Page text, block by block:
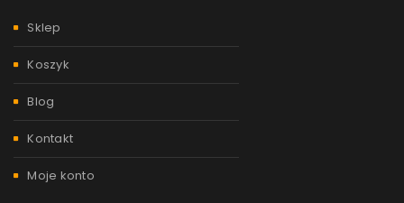
Sklep
Koszyk
Blog
Kontakt
Moje konto